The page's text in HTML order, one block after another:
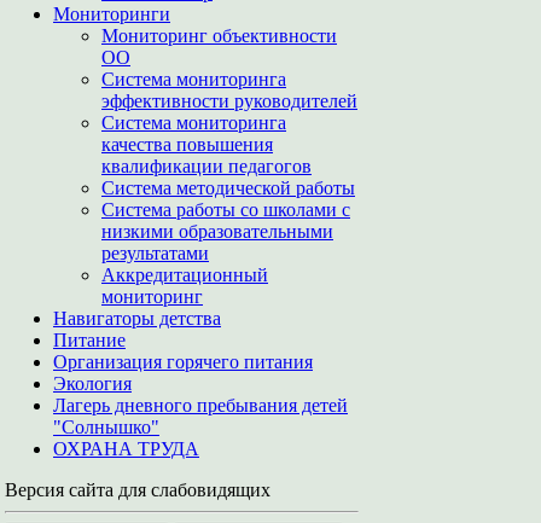
Мониторинги
Мониторинг объективности
ОО
Система мониторинга
эффективности руководителей
Система мониторинга
качества повышения
квалификации педагогов
Система методической работы
Система работы со школами с
низкими образовательными
результатами
Аккредитационный
мониторинг
Навигаторы детства
Питание
Организация горячего питания
Экология
Лагерь дневного пребывания детей
"Солнышко"
ОХРАНА ТРУДА
Версия сайта для слабовидящих